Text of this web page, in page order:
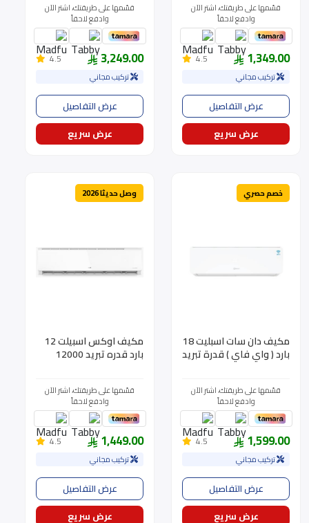
قسّمها على طريقتك، اشتر الآن
وادفع لاحقاً
1,349.00
4.5
تركيب مجاني
عرض التفاصيل
عرض سريع
قسّمها على طريقتك، اشتر الآن
وادفع لاحقاً
3,249.00
4.5
تركيب مجاني
عرض التفاصيل
عرض سريع
خصم حصري
مكيف دان سات اسبليت 18
بارد ( واي فاي ) قدرة تبريد
قسّمها على طريقتك، اشتر الآن
وادفع لاحقاً
1,599.00
4.5
تركيب مجاني
عرض التفاصيل
عرض سريع
وصل حديثا 2026
مكيف اوكس اسبيلت 12
بارد قدره تبريد 12000
قسّمها على طريقتك، اشتر الآن
وادفع لاحقاً
1,449.00
4.5
تركيب مجاني
عرض التفاصيل
عرض سريع